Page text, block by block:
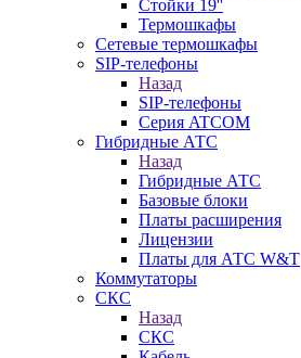
Стойки 19''
Термошкафы
Сетевые термошкафы
SIP-телефоны
Назад
SIP-телефоны
Серия ATCOM
Гибридные АТС
Назад
Гибридные АТС
Базовые блоки
Платы расширения
Лицензии
Платы для АТС W&T
Коммутаторы
СКС
Назад
СКС